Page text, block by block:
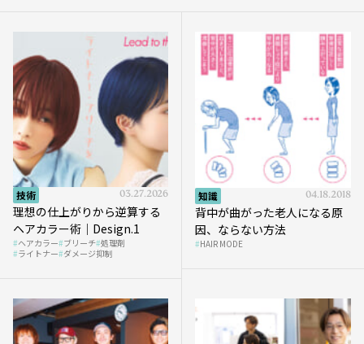
技術 03.27.2026
理想の仕上がりから逆算する
ヘアカラー術｜Design.1
ヘアカラー ブリーチ 処理剤
ライトナー ダメージ抑制
知識 04.18.2018
背中が曲がった老人になる原
因、ならない方法
HAIR MODE